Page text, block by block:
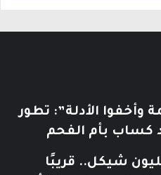
الأدلة”: تطور
بأم الفحم
بقيمة 600 مليون شيكل.. قريبًا